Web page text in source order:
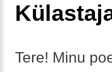
Tere! Minu